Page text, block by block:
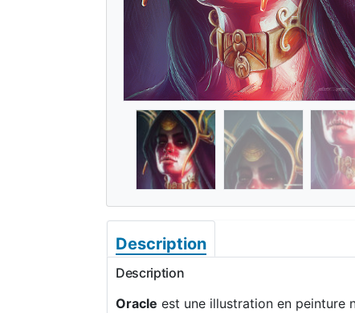
Description
Description
Oracle est une illustration en peinture